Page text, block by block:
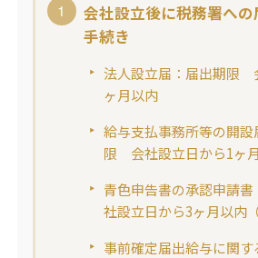
会社設立後に税務署へ
手続き
法人設立届：届出期限
ヶ月以内
給与支払事務所等の開
限 会社設立日から1ヶ
青色申告書の承認申請
社設立日から3ヶ月以内（
事前確定届出給与に関